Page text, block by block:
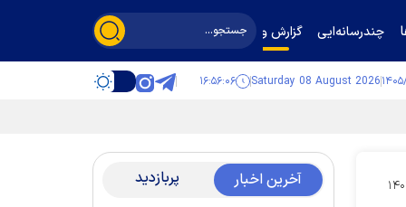
چندرسانه‌ایی گزارش و گفت‌وگو
Saturday 08 August 2026 ۱۶:۵۶:۰۷
۱۵ آخرین اخبار پربازدید